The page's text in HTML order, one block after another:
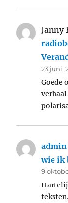
Janny
23 juni,
Goede
admin
wie ik
9